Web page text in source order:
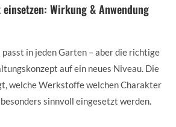
Wirkung & Anwendung
in jeden Garten – aber die richtige
auf ein neues Niveau. Die
welche Werkstoffe welchen Charakter
sinnvoll eingesetzt werden.